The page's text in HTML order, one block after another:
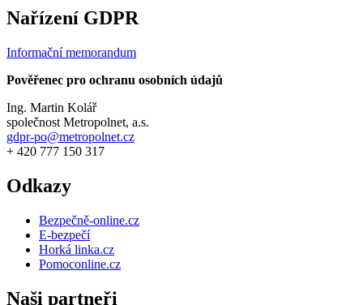
Nařízení GDPR
Informační memorandum
Pověřenec pro ochranu osobních údajů
Ing. Martin Kolář
společnost Metropolnet, a.s.
gdpr-po@metropolnet.cz
+ 420 777 150 317
Odkazy
Bezpečně-online.cz
E-bezpečí
Horká linka.cz
Pomoconline.cz
Naši partneři